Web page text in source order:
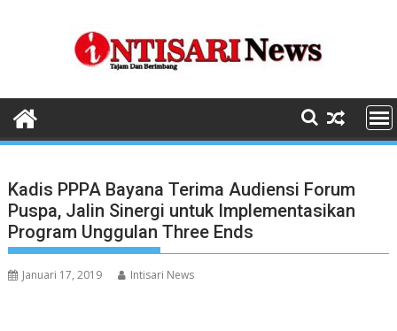
Kadis PPPA Bayana Terima Audiensi Forum
Puspa, Jalin Sinergi untuk Implementasikan
Program Unggulan Three Ends
Januari 17, 2019 Intisari News